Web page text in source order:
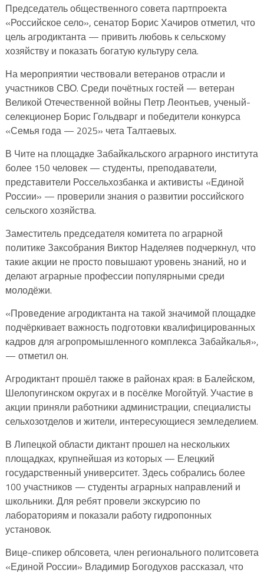
Председатель общественного совета партпроекта
«Российское село», сенатор Борис Хачиров отметил, что
цель агродиктанта — привить любовь к сельскому
хозяйству и показать богатую культуру села.
На мероприятии чествовали ветеранов отрасли и
участников СВО. Среди почётных гостей — ветеран
Великой Отечественной войны Петр Леонтьев, ученый-
селекционер Борис Гольдварг и победители конкурса
«Семья года — 2025» чета Талтаевых.
В Чите на площадке Забайкальского аграрного института
более 150 человек — студенты, преподаватели,
представители Россельхозбанка и активисты «Единой
России» — проверили знания о развитии российского
сельского хозяйства.
Заместитель председателя комитета по аграрной
политике Заксобрания Виктор Наделяев подчеркнул, что
такие акции не просто повышают уровень знаний, но и
делают аграрные профессии популярными среди
молодёжи.
«Проведение агродиктанта на такой значимой площадке
подчёркивает важность подготовки квалифицированных
кадров для агропромышленного комплекса Забайкалья»,
— отметил он.
Агродиктант прошёл также в районах края: в Балейском,
Шелопугинском округах и в посёлке Могойтуй. Участие в
акции приняли работники администрации, специалисты
сельхозотделов и жители, интересующиеся земледелием.
В Липецкой области диктант прошел на нескольких
площадках, крупнейшая из которых — Елецкий
государственный университет. Здесь собрались более
100 участников — студенты аграрных направлений и
школьники. Для ребят провели экскурсию по
лабораториям и показали работу гидропонных
установок.
Вице-спикер облсовета, член регионального политсовета
«Единой России» Владимир Богодухов рассказал, что